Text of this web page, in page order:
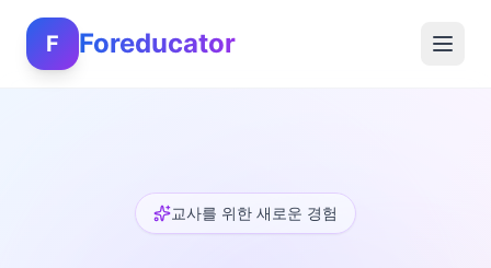
F Foreducator
교사를 위한 새로운 경험